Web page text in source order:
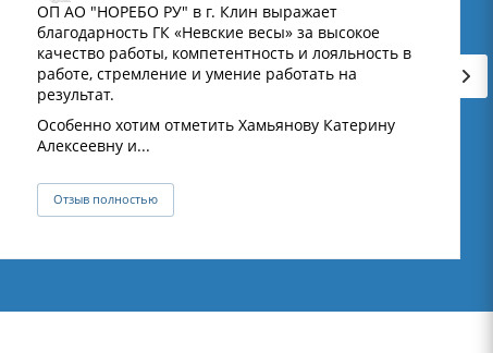
ОП АО "НОРЕБО РУ" в г. Клин выражает
благодарность ГК «Невские весы» за высокое
качество работы, компетентность и лояльность в
работе, стремление и умение работать на
результат.
Особенно хотим отметить Хамьянову Катерину
Алексеевну и...
Отзыв полностью